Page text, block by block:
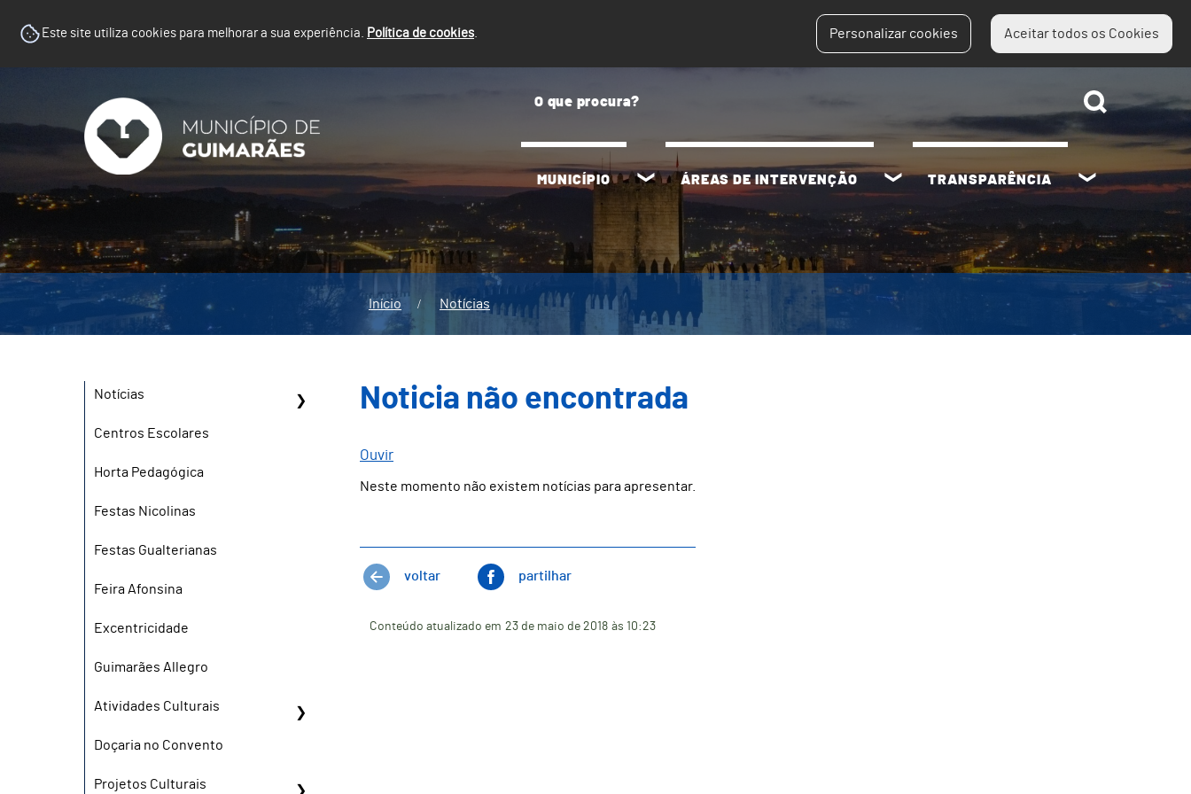
Este site utiliza cookies para melhorar a sua experiência. Política de cookies. Personalizar cookies Aceitar todos os Cookies
MUNICÍPIO ÁREAS DE INTERVENÇÃO TRANSPARÊNCIA
Início Notícias
Notícias
Centros Escolares
Horta Pedagógica
Festas Nicolinas
Festas Gualterianas
Feira Afonsina
Excentricidade
Guimarães Allegro
Atividades Culturais
Doçaria no Convento
Projetos Culturais
Noticia não encontrada
Ouvir
Neste momento não existem notícias para apresentar.
voltar partilhar
Conteúdo atualizado em 23 de maio de 2018 às 10:23